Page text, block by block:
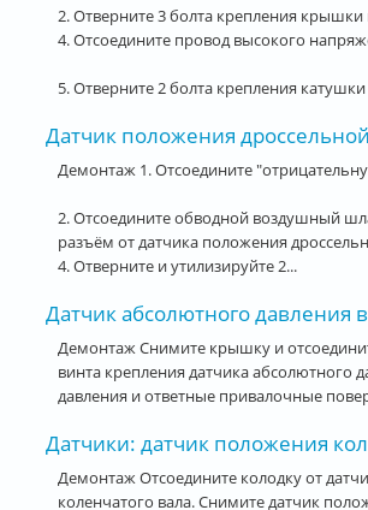
2. Отверните 3 болта крепления
4. Отсоедините провод высокого
5. Отверните 2 болта крепления
Датчик положения
Демонтаж 1. Отсоедините
2. Отсоедините обводной воздушный
разъём от датчика положения
4. Отверните и утилизируйте 2...
Датчик абсолютного давления
Демонтаж Снимите крышку и
винта крепления датчика абсолютного
давления и ответные привалочные
Датчики: датчик положения
Демонтаж Отсоедините колодку от
коленчатого вала. Снимите датчик